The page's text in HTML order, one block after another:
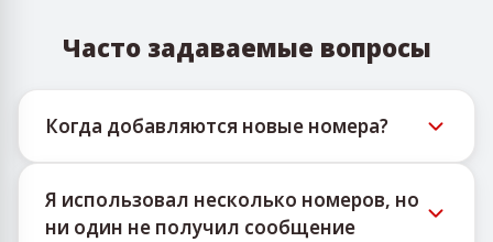
Часто задаваемые вопросы
Когда добавляются новые номера?
виртуальных номеров можно отслеживать
через официальный Telegram-бот
Я использовал несколько номеров, но
ни один не получил сообщение